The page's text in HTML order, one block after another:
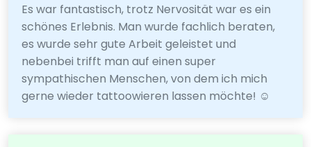
Es war fantastisch, trotz Nervosität war es ein
schönes Erlebnis. Man wurde fachlich beraten,
es wurde sehr gute Arbeit geleistet und
nebenbei trifft man auf einen super
sympathischen Menschen, von dem ich mich
gerne wieder tattoowieren lassen möchte! ☺️